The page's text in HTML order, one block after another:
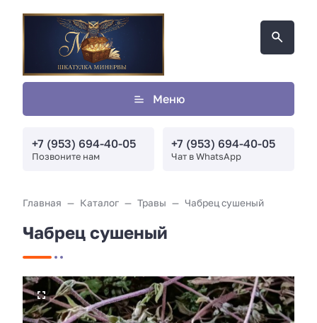
Меню
+7 (953) 694-40-05
Позвоните нам
+7 (953) 694-40-05
Чат в WhatsApp
Главная Каталог Травы Чабрец сушеный
Чабрец сушеный